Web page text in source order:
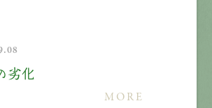
劣化
MORE